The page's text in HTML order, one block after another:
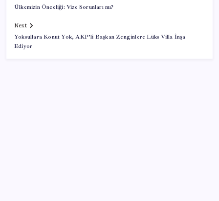
Ülkemizin Önceliği: Vize Sorunları mı?
Next
Yoksullara Konut Yok, AKP’li Başkan Zenginlere Lüks Villa İnşa
Ediyor